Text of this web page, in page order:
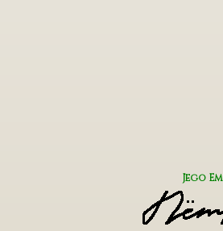
Jego